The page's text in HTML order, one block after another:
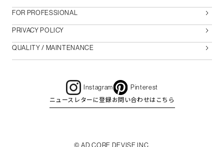
FOR PROFESSIONAL
PRIVACY POLICY
QUALITY / MAINTENANCE
Instagram Pinterest
ニュースレターに登録お問い合わせはこちら
© AD CORE DEVISE INC.